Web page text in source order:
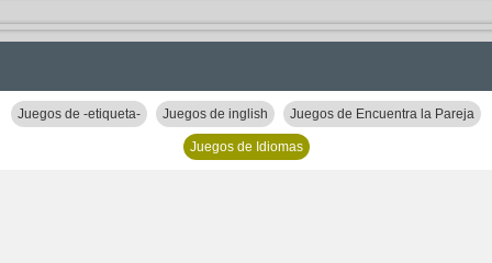
Juegos de -etiqueta- Juegos de inglish Juegos de Encuentra la Pareja
Juegos de Idiomas